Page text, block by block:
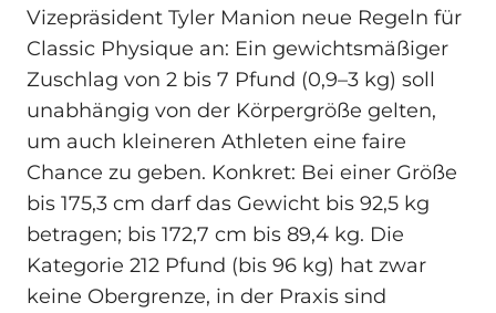
Vizepräsident Tyler Manion neue Regeln für
Classic Physique an: Ein gewichtsmäßiger
Zuschlag von 2 bis 7 Pfund (0,9–3 kg) soll
unabhängig von der Körpergröße gelten,
um auch kleineren Athleten eine faire
Chance zu geben. Konkret: Bei einer Größe
bis 175,3 cm darf das Gewicht bis 92,5 kg
betragen; bis 172,7 cm bis 89,4 kg. Die
Kategorie 212 Pfund (bis 96 kg) hat zwar
keine Obergrenze, in der Praxis sind